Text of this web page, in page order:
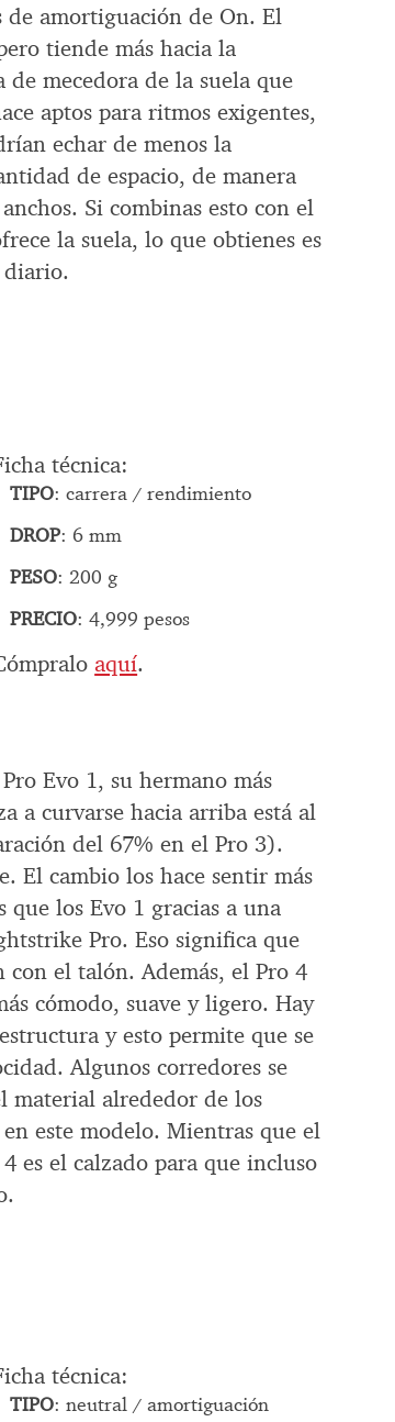
de amortiguación de On. El
tiende más hacia la
mecedora de la suela que
aptos para ritmos exigentes,
echar de menos la
de espacio, de manera
Si combinas esto con el
la suela, lo que obtienes es
técnica:
TIPO: carrera / rendimiento
DROP: 6 mm
PESO: 200 g
PRECIO: 4,999 pesos
aquí.
Evo 1, su hermano más
a curvarse hacia arriba está al
del 67% en el Pro 3).
El cambio los hace sentir más
que los Evo 1 gracias a una
Pro. Eso significa que
el talón. Además, el Pro 4
cómodo, suave y ligero. Hay
y esto permite que se
Algunos corredores se
material alrededor de los
este modelo. Mientras que el
es el calzado para que incluso
técnica:
TIPO: neutral / amortiguación